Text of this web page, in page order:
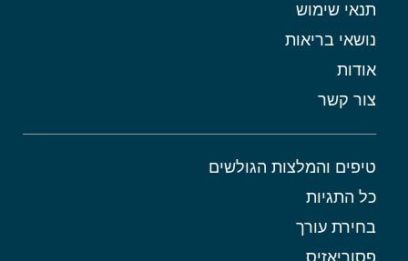
תנאי שימוש
נושאי בריאות
אודות
צור קשר
טיפים והמלצות הגולשים
כל התגיות
בחירת עורך